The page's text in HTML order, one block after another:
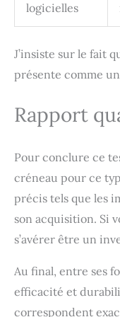
logicielles
J’insiste sur le fait
présente comme un
Rapport
Pour conclure ce
créneau pour ce
précis tels que les
son acquisition. Si
s’avérer être un
Au final, entre ses
efficacité et
correspondent